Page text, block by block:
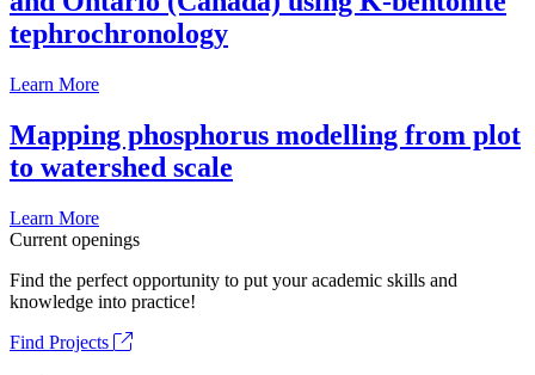
tephrochronology
Learn More
Mapping phosphorus modelling from plot
to watershed scale
Learn More
Current openings
Find the perfect opportunity to put your academic skills and
knowledge into practice!
Find Projects